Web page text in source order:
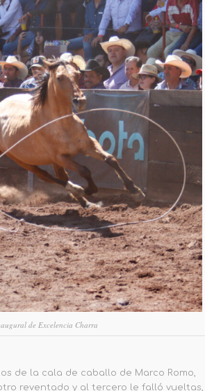
de Excelencia Charra
de la cala de caballo de Marco Romo,
reventado y al tercero le falló vueltas,